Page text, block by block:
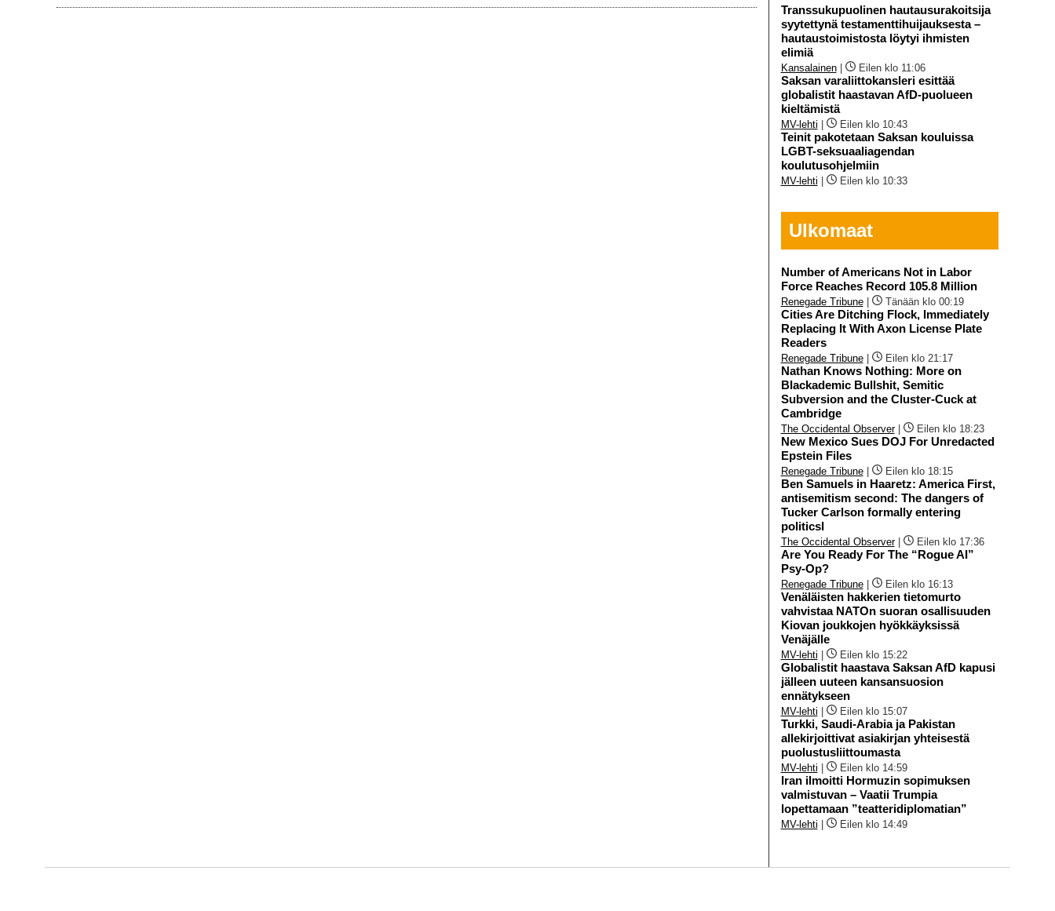
Transsukupuolinen hautausurakoitsija
syytettynä testamenttihuijauksesta –
hautaustoimistosta löytyi ihmisten
elimiä
Kansalainen| Eilen klo 11:06
Saksan varaliittokansleri esittää
globalistit haastavan AfD-puolueen
kieltämistä
MV-lehti Eilen klo 10:43
Teinit pakotetaan Saksan kouluissa
LGBT-seksuaaliagendan
koulutusohjelmiin
MV-lehti Eilen klo 10:33
Ulkomaat
Number of Americans Not in Labor
Force Reaches Record 105.8 Million
Renegade Tribune| Tänään klo 00:19
Cities Are Ditching Flock, Immediately
Replacing It With Axon License Plate
Readers
Renegade Tribune| Eilen klo 21:17
Nathan Knows Nothing: More on
Blackademic Bullshit, Semitic
Subversion and the Cluster-Cuck at
Cambridge
The Occidental Observer| Eilen klo 18:23
New Mexico Sues DOJ For Unredacted
Epstein Files
Renegade Tribune| Eilen klo 18:15
Ben Samuels in Haaretz: America First,
antisemitism second: The dangers of
Tucker Carlson formally entering
politicsI
The Occidental Observer| Eilen klo 17:36
Are You Ready For The “Rogue AI”
Psy-Op?
Renegade Tribune| Eilen klo 16:13
Venäläisten hakkerien tietomurto
vahvistaa NATOn suoran osallisuuden
Kiovan joukkojen hyökkäyksissä
Venäjälle
MV-lehti Eilen klo 15:22
Globalistit haastava Saksan AfD kapusi
jälleen uuteen kansansuosion
ennätykseen
MV-lehti Eilen klo 15:07
Turkki, Saudi-Arabia ja Pakistan
allekirjoittivat asiakirjan yhteisestä
puolustusliittoumasta
MV-lehti Eilen klo 14:59
Iran ilmoitti Hormuzin sopimuksen
valmistuvan – Vaatii Trumpia
lopettamaan ”teatteridiplomatian”
MV-lehti Eilen klo 14:49